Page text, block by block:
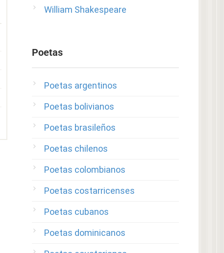
William Shakespeare
Poetas
Poetas argentinos
Poetas bolivianos
Poetas brasileños
Poetas chilenos
Poetas colombianos
Poetas costarricenses
Poetas cubanos
Poetas dominicanos